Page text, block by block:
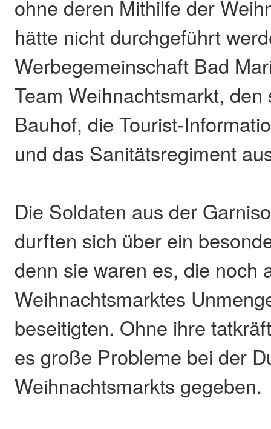
ohne deren Mithilfe der
hätte nicht durchgeführt
Werbegemeinschaft Bad
Team Weihnachtsmarkt, den
Bauhof, die Tourist-
und das Sanitätsregiment
Die Soldaten aus der
durften sich über ein
denn sie waren es, die noch
Weihnachtsmarktes
beseitigten. Ohne ihre
es große Probleme bei der
Weihnachtsmarkts gegeben.